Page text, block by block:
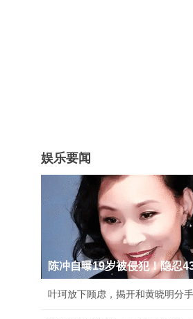
娱乐要闻
陈冲自曝19岁被侵犯！隐忍
叶珂放下顾虑，揭开和黄晓明分